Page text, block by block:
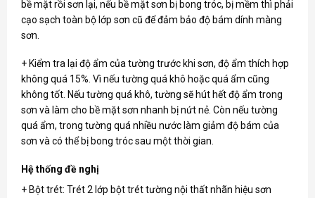
bề mặt rồi sơn lại, nếu bề mặt sơn bị bong tróc, bị mềm thì phải
cạo sạch toàn bộ lớp sơn cũ để đảm bảo độ bám dính màng
sơn.
+ Kiểm tra lại độ ẩm của tường trước khi sơn, độ ẩm thích hợp
không quá 15%. Vì nếu tường quá khô hoặc quá ẩm cũng
không tốt. Nếu tường quá khô, tường sẽ hút hết độ ẩm trong
sơn và làm cho bề mặt sơn nhanh bị nứt nẻ. Còn nếu tường
quá ẩm, trong tường quá nhiều nước làm giảm độ bám của
sơn và có thể bị bong tróc sau một thời gian.
Hệ thống đề nghị
+ Bột trét: Trét 2 lớp bột trét tường nội thất nhãn hiệu sơn